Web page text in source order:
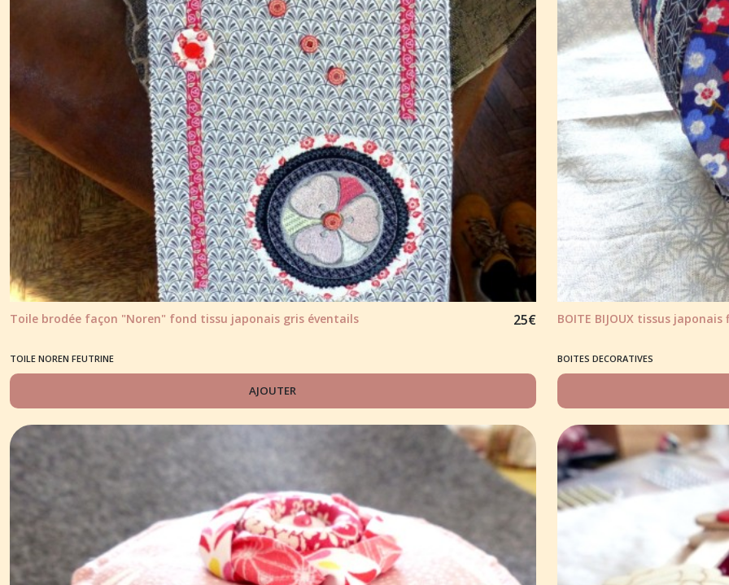
Toile brodée façon "Noren" fond tissu japonais gris éventails 25€
TOILE NOREN FEUTRINE
AJOUTER
BOITE BIJOUX tissus
BOITES DECORATIVES